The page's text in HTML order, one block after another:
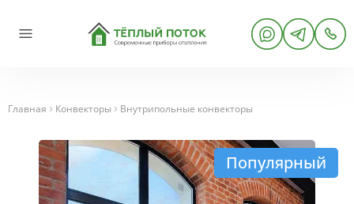
Главная Конвекторы Внутрипольные конвекторы
Популярный